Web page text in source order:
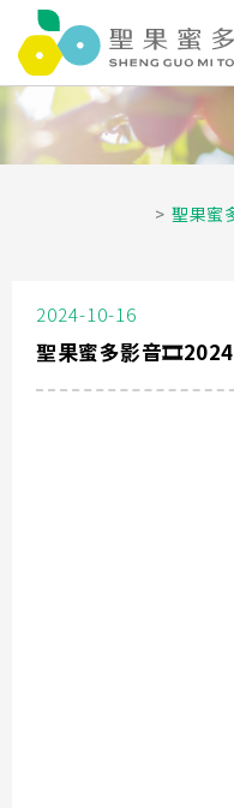
聖果蜜
2024-10-16
聖果蜜多影音